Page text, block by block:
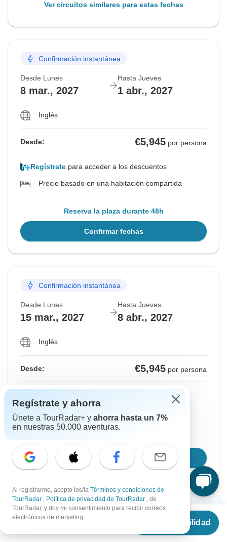
Desde
Ver disponibilidad
Ver circuitos similares para estas fechas
Confirmación instantánea
Desde Lunes
8 mar., 2027
Hasta Jueves
1 abr., 2027
Inglés
Desde: €5,945 por persona
Regístrate para acceder a los descuentos
Precio basado en una habitación compartida
Reserva la plaza durante 48h
Confirmar fechas
Confirmación instantánea
Desde Lunes
15 mar., 2027
Hasta Jueves
8 abr., 2027
Inglés
Desde: €5,945 por persona
Precio basado en una habitación compartida
Confirmar fechas
Confirmación instantánea
Regístrate y ahorra
Únete a TourRadar+ y ahorra hasta un 7%
en nuestras 50.000 aventuras.
Al registrarme, acepto los/la Términos y condiciones de
TourRadar , Política de privacidad de TourRadar , de
TourRadar, y doy mi consentimiento para recibir correos
electrónicos de marketing.